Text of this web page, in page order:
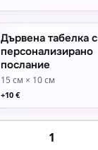
Дървена табелка с
персонализирано
послание
15 см × 10 см
+10 €